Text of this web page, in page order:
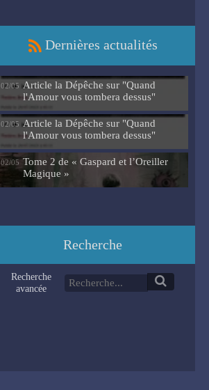
Dernières actualités
02/05 Article la Dépêche sur "Quand
l'Amour vous tombera dessus"
02/05 Article la Dépêche sur "Quand
l'Amour vous tombera dessus"
02/05 Tome 2 de « Gaspard et l’Oreiller
Magique »
Recherche
Recherche
avancée